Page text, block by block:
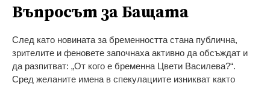
Въпросът за Бащата
След като новината за бременността стана публична,
зрителите и феновете започнаха активно да обсъждат и
да разпитват: „От кого е бременна Цвети Василева?“.
Сред желаните имена в спекулациите изникват както